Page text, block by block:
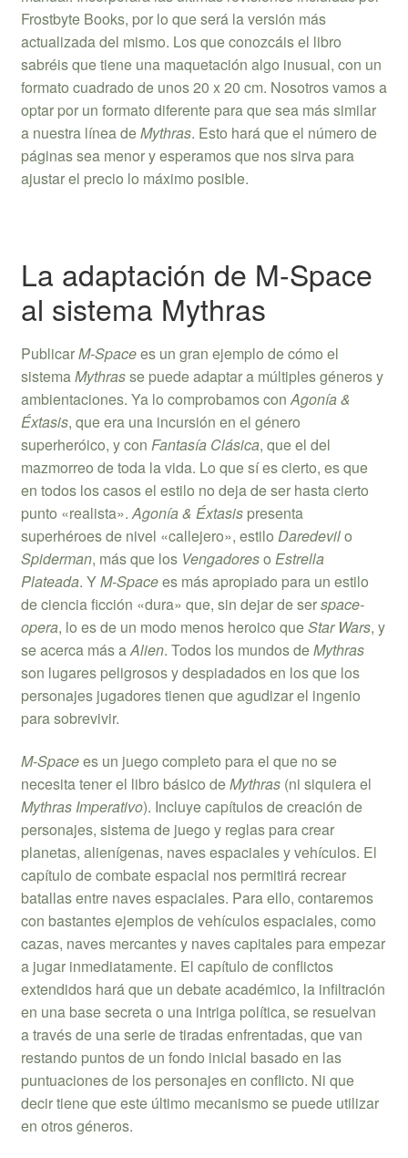
Frostbyte Books, por lo que será la versión más
actualizada del mismo. Los que conozcáis el libro
sabréis que tiene una maquetación algo inusual, con un
formato cuadrado de unos 20 x 20 cm. Nosotros vamos a
optar por un formato diferente para que sea más similar
a nuestra línea deMythras. Esto hará que el número de
páginas sea menor y esperamos que nos sirva para
ajustar el precio lo máximo posible.
La adaptación de M-Space
al sistema Mythras
PublicarM-Spacees un gran ejemplo de cómo el
sistemaMythrasse puede adaptar a múltiples géneros y
ambientaciones. Ya lo comprobamos conAgonía &
Éxtasis, que era una incursión en el género
superheróico, y con Fantasía Clásica, que el del
mazmorreo de toda la vida. Lo que sí es cierto, es que
en todos los casos el estilo no deja de ser hasta cierto
punto «realista».Agonía & Éxtasispresenta
superhéroes de nivel «callejero», estilo Daredevilo
Spiderman, más que losVengadoreso Estrella
Plateada. YM-Spacees más apropiado para un estilo
de ciencia ficción «dura» que, sin dejar de serspace-
opera, lo es de un modo menos heroico queStar Wars, y
se acerca más aAlien. Todos los mundos deMythras
son lugares peligrosos y despiadados en los que los
personajes jugadores tienen que agudizar el ingenio
para sobrevivir.
M-Spacees un juego completo para el que no se
necesita tener el libro básico deMythras(ni siquiera el
Mythras Imperativo). Incluye capítulos de creación de
personajes, sistema de juego y reglas para crear
planetas, alienígenas, naves espaciales y vehículos. El
capítulo de combate espacial nos permitirá recrear
batallas entre naves espaciales. Para ello, contaremos
con bastantes ejemplos de vehículos espaciales, como
cazas, naves mercantes y naves capitales para empezar
a jugar inmediatamente. El capítulo de conflictos
extendidos hará que un debate académico, la infiltración
en una base secreta o una intriga política, se resuelvan
a través de una serie de tiradas enfrentadas, que van
restando puntos de un fondo inicial basado en las
puntuaciones de los personajes en conflicto. Ni que
decir tiene que este último mecanismo se puede utilizar
en otros géneros.